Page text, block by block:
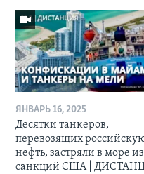
ЯНВАРЬ 16, 2025
Десятки танкеров,
перевозящих
нефть, застряли в море
санкций США |